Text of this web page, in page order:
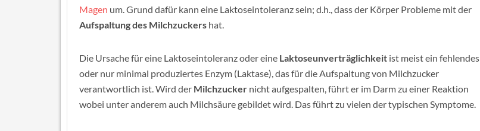
Magen um. Grund dafür kann eine Laktoseintoleranz sein; d.h., dass der Körper Probleme mit der
Aufspaltung des Milchzuckers hat.
Die Ursache für eine Laktoseintoleranz oder eine Laktoseunverträglichkeit ist meist ein fehlendes
oder nur minimal produziertes Enzym (Laktase), das für die Aufspaltung von Milchzucker
verantwortlich ist. Wird der Milchzucker nicht aufgespalten, führt er im Darm zu einer Reaktion
wobei unter anderem auch Milchsäure gebildet wird. Das führt zu vielen der typischen Symptome.